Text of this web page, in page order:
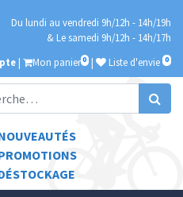
Du lundi au vendredi 9h/12h - 14h/19h
& Le samedi 9h/12h - 14h/17h
| Mon panier 0 | Liste d'envie 0